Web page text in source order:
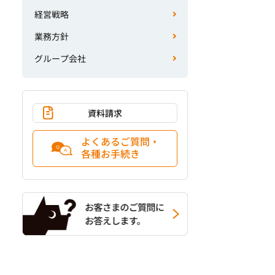
経営戦略
業務方針
グループ会社
資料請求
よくあるご質問・
各種お手続き